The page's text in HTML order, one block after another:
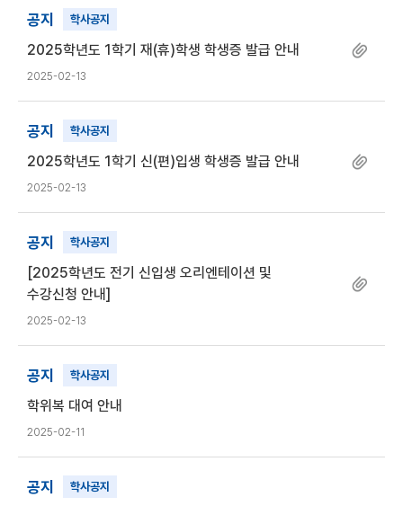
공지 학사공지
2025학년도 1학기 재(휴)학생 학생증 발급 안내
2025-02-13
공지 학사공지
2025학년도 1학기 신(편)입생 학생증 발급 안내
2025-02-13
공지 학사공지
[2025학년도 전기 신입생 오리엔테이션 및
수강신청 안내]
2025-02-13
공지 학사공지
학위복 대여 안내
2025-02-11
공지 학사공지